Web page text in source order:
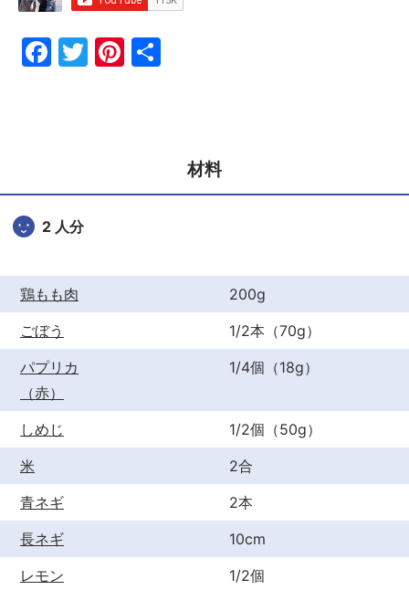
F
o
o
T
Pi
材料
2 人分
鶏もも肉
200g
ごぼう
1/2本（70g）
パプリカ
（赤）
1/4個（18g）
しめじ
1/2個（50g）
米
2合
青ネギ
2本
長ネギ
10cm
レモン
1/2個